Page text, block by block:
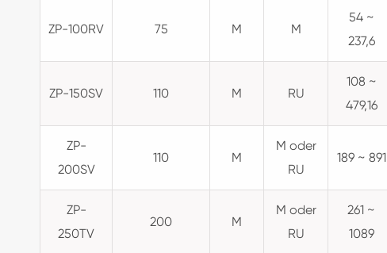
ZP-100RV 75 M M
54 ~
237,6
ZP-150SV 110 M RU
108 ~
479,16
ZP-
200SV
110 M
M oder
RU
189 ~ 891
ZP-
250TV
200 M
M oder
RU
261 ~
1089